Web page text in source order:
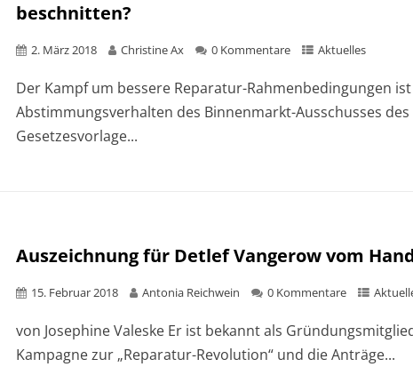
beschnitten?
2. März 2018 Christine Ax 0 Kommentare Aktuelles
Der Kampf um bessere Reparatur-Rahmenbedingungen
Abstimmungsverhalten des Binnenmarkt-Ausschusses
Gesetzesvorlage...
Auszeichnung für Detlef Vangerow vom
15. Februar 2018 Antonia Reichwein 0 Kommentare
von Josephine Valeske Er ist bekannt als
Kampagne zur „Reparatur-Revolution“ und die Anträge...